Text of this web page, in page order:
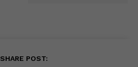
SHARE POST: